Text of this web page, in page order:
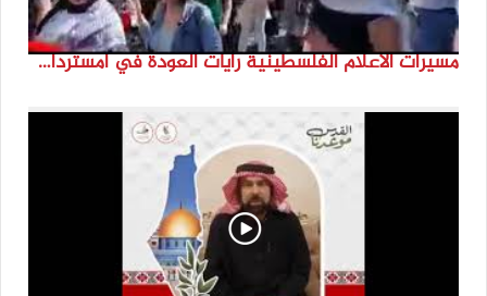
مسيرات الاعلام الفلسطينية رايات العودة في امستردام #النكبة74 #انتماء2022 #القدس_موعدنا